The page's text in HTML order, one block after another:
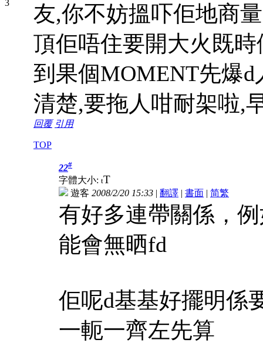
友,你不妨搵吓佢地商
頂佢唔住要開大火既
到果個MOMENT先爆
清楚,要拖人咁耐架啦,
回覆 引用
TOP
22#
字體大小: tT
遊客 2008/2/20 15:33 | 翻譯 | 書面 | 简繁
有好多連帶關係，
能會無晒fd
佢呢d基基好擺明係
一軛一齊左先算